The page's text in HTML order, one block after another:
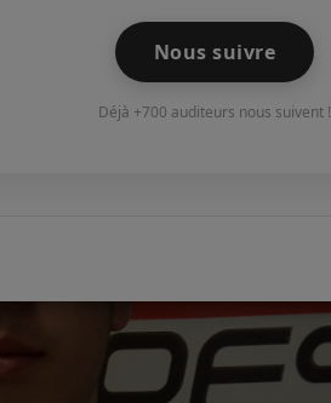
Nous suivre
Déjà +700 auditeurs nous suivent !